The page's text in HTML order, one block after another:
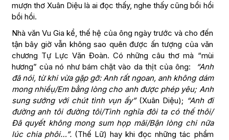
mượn thơ Xuân Diệu là ai đọc thấy, nghe thấy cũng bổi hổi
bồi hồi.
Nhà văn Vu Gia kể, thế hệ của ông ngày trước và cho đến
tận bây giờ vẫn không sao quên được ấn tượng của văn
chương Tự Lực Văn Đoàn. Có những câu thơ mà “mùi
hương” của nó như bám chặt vào da thịt của ông:
“Anh
đã nói, từ khi vừa gặp gỡ: Anh rất ngoan, anh không dám
mong nhiềụ/Em bằng lòng cho anh được phép yêu; Anh
sung sướng với chút tình vụn ấy” (Xuân Diệu); “Anh đi
đường anh tôi đường tôi/Tình nghĩa đôi ta có thế thôi/
Đã quyết không mong sum họp mãi/Bận lòng chi nữa
lúc chia phôi…”.(Thế Lữ) hay khi đọc những tác phẩm